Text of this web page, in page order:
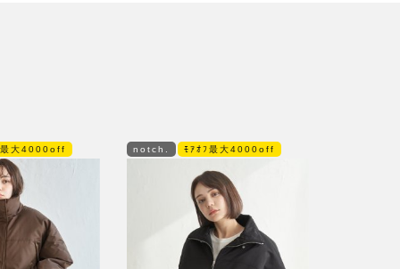
大4000off notch. ﾓｱｵﾌ最大4000off